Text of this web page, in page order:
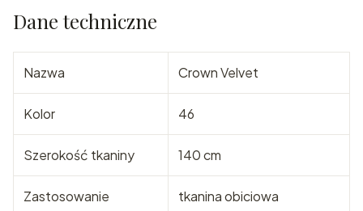
Dane techniczne
Nazwa Crown Velvet
Kolor 46
Szerokość tkaniny 140 cm
Zastosowanie tkanina obiciowa